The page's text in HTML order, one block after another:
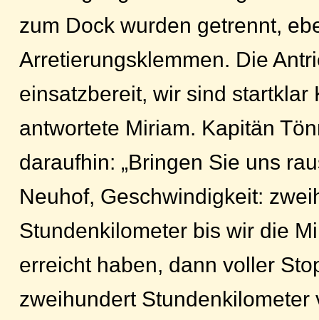
zum Dock wurden getrennt,
Arretierungsklemmen. Die
einsatzbereit, wir sind startklar
antwortete Miriam. Kapitän
daraufhin: „Bringen Sie uns
Neuhof, Geschwindigkeit:
Stundenkilometer bis wir die
erreicht haben, dann voller
zweihundert Stundenkilometer